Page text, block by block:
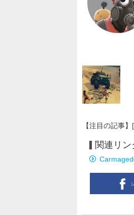
【注目の記事】
関連リン